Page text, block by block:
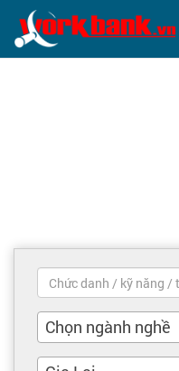
Việc làm mới nhất
Tìm việc làm
Chọn ngành nghề